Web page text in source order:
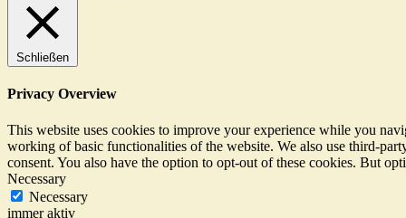
Schließen
Privacy Overview
This website uses cookies to improve your experience while you
working of basic functionalities of the website. We also use third-
consent. You also have the option to opt-out of these cookies. But
Necessary
Necessary
immer aktiv